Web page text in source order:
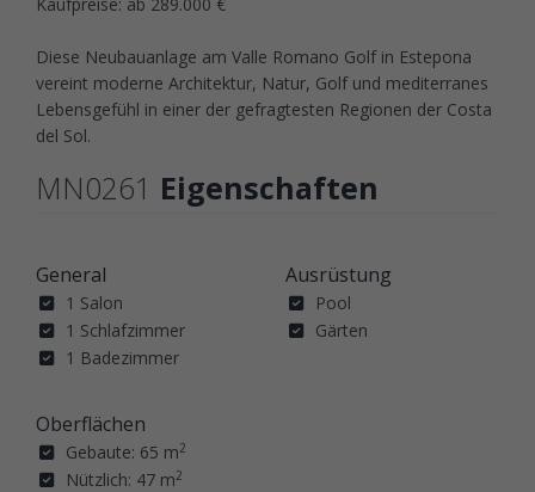
Diese Neubauanlage am Valle Romano Golf in Estepona
vereint moderne Architektur, Natur, Golf und mediterranes
Lebensgefühl in einer der gefragtesten Regionen der Costa
del Sol.
MN0261 Eigenschaften
General
1 Salon
1 Schlafzimmer
1 Badezimmer
Oberflächen
Gebaute: 65 m2
Nützlich: 47 m2
Ausrüstung
Pool
Gärten